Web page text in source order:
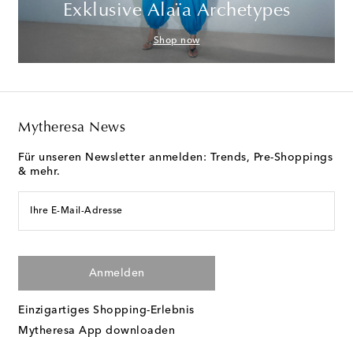
Exklusive Alaïa Archetypes
Shop now
Mytheresa News
Für unseren Newsletter anmelden: Trends, Pre-Shoppings
& mehr.
Ihre E-Mail-Adresse
Anmelden
Einzigartiges Shopping-Erlebnis
Mytheresa App downloaden